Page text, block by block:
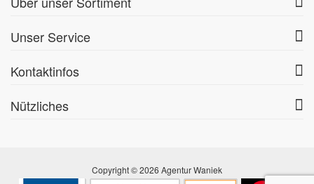
Unser Service
Kontaktinfos
Nützliches
Copyright © 2026 Agentur Waniek